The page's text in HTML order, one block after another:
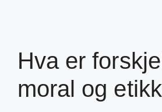
Hva er
moral og